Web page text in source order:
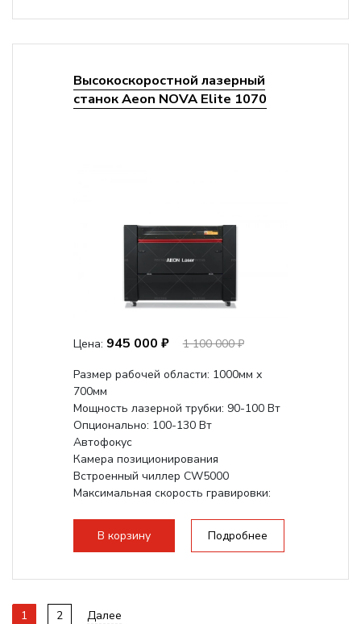
Высокоскоростной лазерный
станок Aeon NOVA Elite 1070
Цена: 945 000 ₽
1 100 000 ₽
Размер рабочей области: 1000мм х
700мм
Мощность лазерной трубки: 90-100 Вт
Опционально: 100-130 Вт
Автофокус
Камера позиционирования
Встроенный чиллер CW5000
Максимальная скорость гравировки:
140мм,
В корзину Подробнее
1 2 Далее